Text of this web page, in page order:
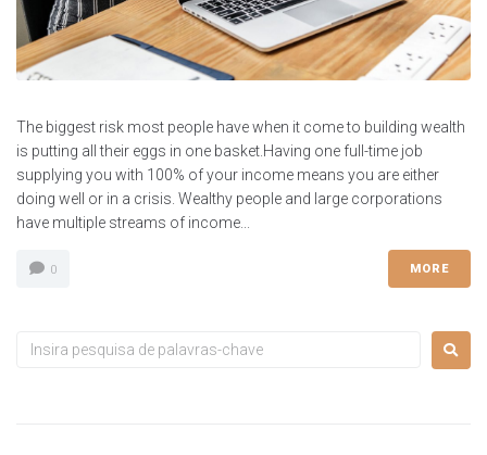
The biggest risk most people have when it come to building wealth
is putting all their eggs in one basket.Having one full-time job
supplying you with 100% of your income means you are either
doing well or in a crisis. Wealthy people and large corporations
have multiple streams of income...
0 MORE